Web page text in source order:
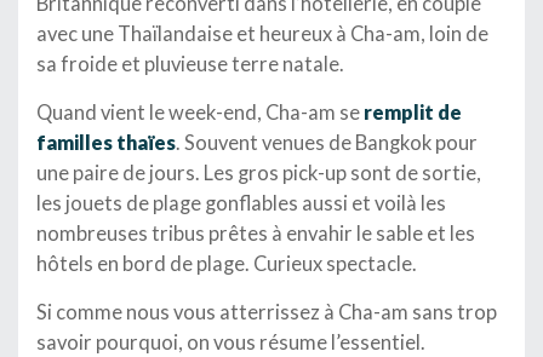
avec une Thaïlandaise et heureux à Cha-am, loin de
sa froide et pluvieuse terre natale.
Quand vient le week-end, Cha-am se remplit de
familles thaïes. Souvent venues de Bangkok pour
une paire de jours. Les gros pick-up sont de sortie,
les jouets de plage gonflables aussi et voilà les
nombreuses tribus prêtes à envahir le sable et les
hôtels en bord de plage. Curieux spectacle.
Si comme nous vous atterrissez à Cha-am sans trop
savoir pourquoi, on vous résume l’essentiel.